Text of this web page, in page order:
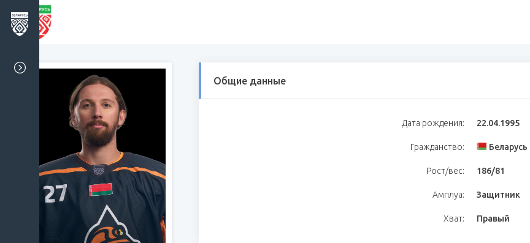
Общие данные
Дата рождения: 22.04.1995
Гражданство: Беларусь
Рост/вес: 186/81
Амплуа: Защитник
Хват: Правый